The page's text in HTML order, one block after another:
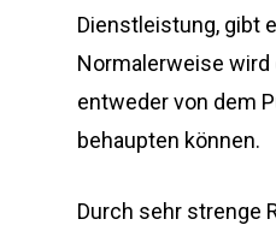
Dienstleistung, gibt
Normalerweise wird
entweder von dem
behaupten können.
Durch sehr strenge